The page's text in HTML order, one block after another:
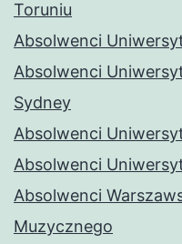
Toruniu
Absolwenci
Absolwenci
Sydney
Absolwenci
Absolwenci
Absolwenci
Muzycznego